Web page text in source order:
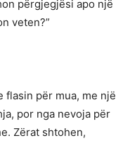
përgjegjësi apo një
veten?”
flasin për mua, me një
por nga nevoja për
Zërat shtohen,